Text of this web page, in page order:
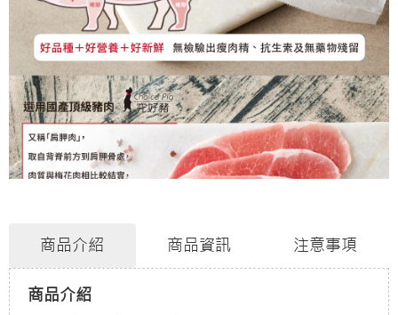
商品介紹 商品資訊 注意事項
商品介紹